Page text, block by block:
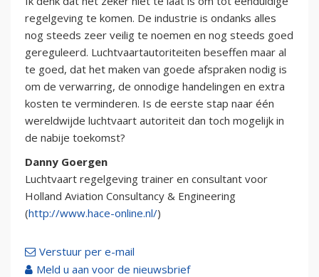
regelgeving te komen. De industrie is ondanks alles
nog steeds zeer veilig te noemen en nog steeds goed
gereguleerd. Luchtvaartautoriteiten beseffen maar al
te goed, dat het maken van goede afspraken nodig is
om de verwarring, de onnodige handelingen en extra
kosten te verminderen. Is de eerste stap naar één
wereldwijde luchtvaart autoriteit dan toch mogelijk in
de nabije toekomst?
Danny Goergen
Luchtvaart regelgeving trainer en consultant voor
Holland Aviation Consultancy & Engineering
(http://www.hace-online.nl/)
Verstuur per e-mail
Meld u aan voor de nieuwsbrief